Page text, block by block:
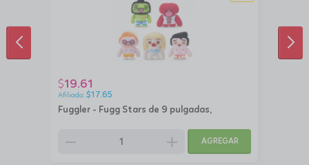
Fuggler - Fugg Stars de 9 pulgadas,
$19.61
$17.65
remove add AGREGAR
ANTERIOR